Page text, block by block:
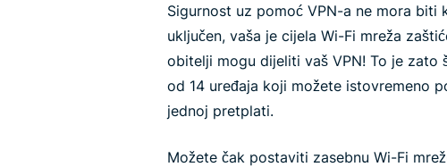
Sigurnost uz pomoć VPN-a ne mora biti
uključen, vaša je cijela Wi-Fi mreža
obitelji mogu dijeliti vaš VPN! To je zato
od 14 uređaja koji možete istovremeno
jednoj pretplati.
Možete čak postaviti zasebnu Wi-Fi